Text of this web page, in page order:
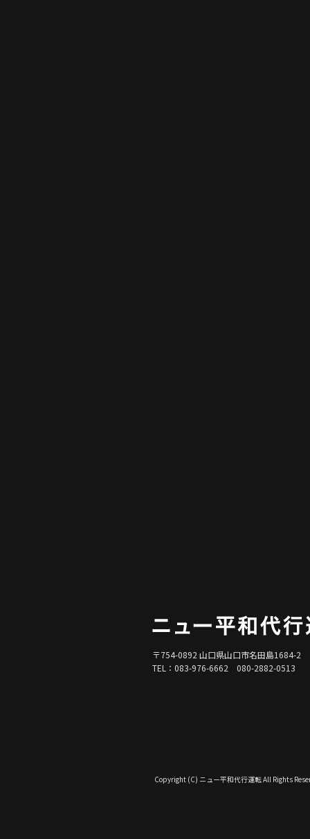
〒754-0892 山口県山口市名田島1684-2
TEL：083-976-6662 080-2882-0513
Copyright (C) ニュー平和代行運転 All Rights